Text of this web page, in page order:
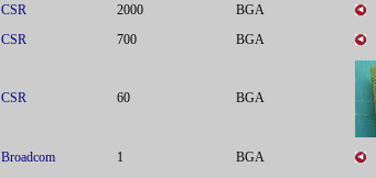
CSR 2000
BGA
CSR 700 BGA
CSR 60 BGA
Broadcom 1
BGA